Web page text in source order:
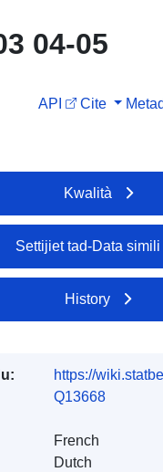
04-05
API Cite
Kwalità
Settijiet tad-Data simili
History
https://
Q13668
French
Dutch